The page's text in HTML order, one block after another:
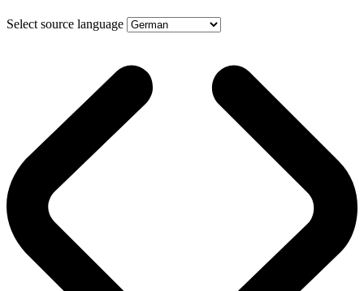
Select source language